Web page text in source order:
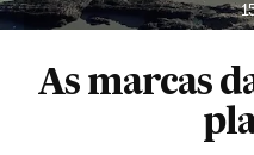
As marcas